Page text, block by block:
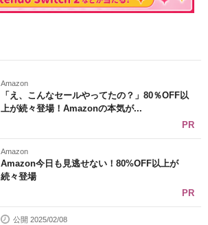
Amazon
「え、こんなセールやってたの？」80％OFF以
上が続々登場！Amazonの本気が...
PR
Amazon
Amazon今日も見逃せない！80%OFF以上が
続々登場
PR
公開 2025/02/08